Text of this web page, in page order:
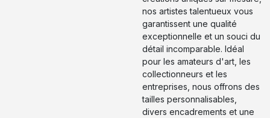
nos artistes talentueux vous
garantissent une qualité
exceptionnelle et un souci du
détail incomparable. Idéal
pour les amateurs d'art, les
collectionneurs et les
entreprises, nous offrons des
tailles personnalisables,
divers encadrements et une